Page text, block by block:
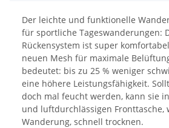
Der leichte und funktionelle
für sportliche Tageswanderungen:
Rückensystem ist super
neuen Mesh für maximale
bedeutet: bis zu 25 % weniger
eine höhere Leistungsfähigkeit.
doch mal feucht werden, kann sie
und luftdurchlässigen Fronttasche,
Wanderung, schnell trocknen.